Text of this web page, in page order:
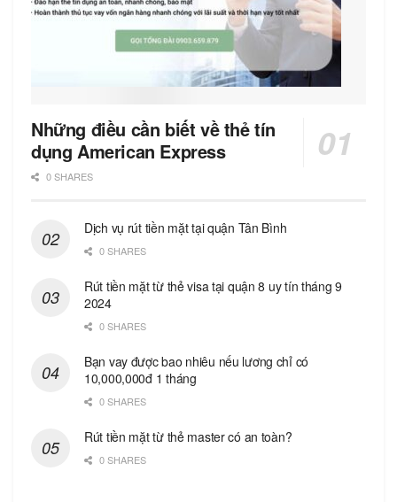
Những điều cần biết về thẻ tín
dụng American Express
0 SHARES
Dịch vụ rút tiền mặt tại quận Tân Bình
0 SHARES
Rút tiền mặt từ thẻ visa tại quận 8 uy tín tháng 9
2024
0 SHARES
Bạn vay được bao nhiêu nếu lương chỉ có
10,000,000đ 1 tháng
0 SHARES
Rút tiền mặt từ thẻ master có an toàn?
0 SHARES